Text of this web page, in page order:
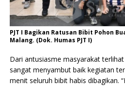
PJT I Bagikan Ratusan Bibit Pohon
Malang. (Dok. Humas PJT I)
Dari antusiasme masyarakat
sangat menyambut baik kegiatan
menit seluruh bibit habis dibagikan.